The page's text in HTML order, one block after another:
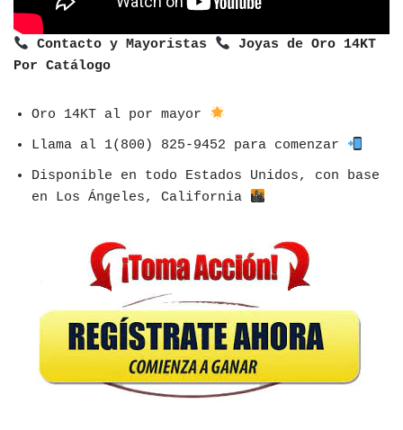
Contacto y Mayoristas
Joyas de Oro 14KT
Por Catálogo
Oro 14KT al por mayor
Llama al 1(800) 825-9452 para comenzar
Disponible en todo Estados Unidos, con base
en Los Ángeles, California